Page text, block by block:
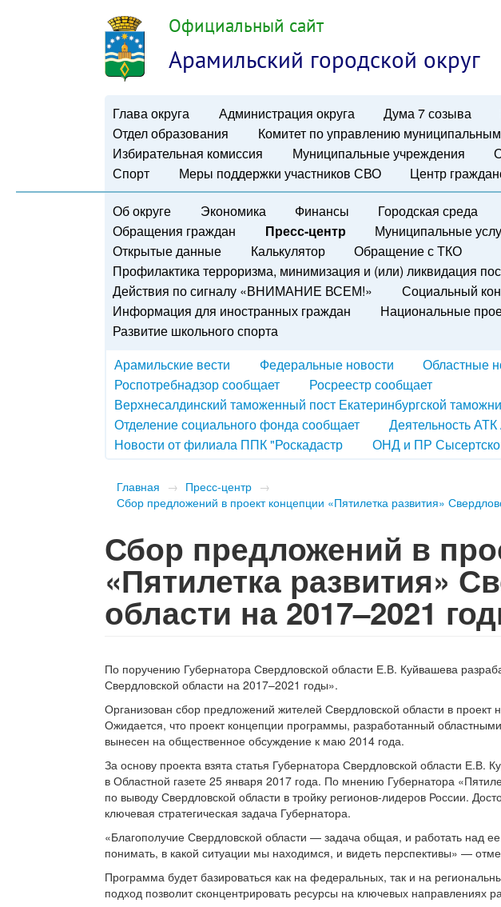
Официальный сайт
Арамильский городской округ
Глава округа Администрация округа Дума 7 созыва
Отдел образования
Комитет по управлению
Избирательная комиссия
Муниципальные учреждения
Спорт
Меры поддержки участников СВО Центр
Об округе Экономика Финансы Городская среда
Обращения граждан
Пресс-центр Муниципальные
Открытые данные
Калькулятор
Обращение с ТКО
Профилактика терроризма, минимизация и (или) ликвидация
Действия по сигналу «ВНИМАНИЕ ВСЕМ!»
Социальный
Информация для иностранных граждан
Национальные
Развитие школьного спорта
Арамильские вести
Федеральные новости Областные
Роспотребнадзор сообщает
Росреестр сообщает
Верхнесалдинский таможенный пост Екатеринбургской таможни
Отделение социального фонда сообщает
Деятельность АТК
Новости от филиала ППК "Роскадастр
ОНД и ПР
Главная → Пресс-центр →
Сбор предложений в проект концепции «Пятилетка развития»
Сбор предложений в
«Пятилетка развития»
области на 2017–2021
По поручению Губернатора Свердловской области Е.В. Куйвашева
Свердловской области на2017–2021 годы».
Организован сбор предложений жителей Свердловской области в
Ожидается, что проект концепции программы, разработанный
вынесен на общественное обсуждение к маю 2014 года.
За основу проекта взята статья Губернатора Свердловской области
в Областной газете 25 января 2017 года. По мнению Губернатора
по выводу Свердловской области в тройку регионов-лидеров России.
ключевая стратегическая задача Губернатора.
«Благополучие Свердловской области — задача общая, и работать над
понимать, в какой ситуации мы находимся, и видеть перспективы» —
Программа будет базироваться как на федеральных, так и на
подход позволит сконцентрировать ресурсы на ключевых направлениях